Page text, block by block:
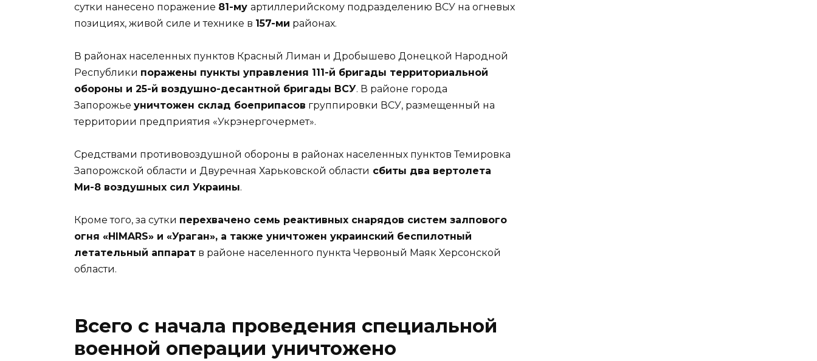
сутки нанесено поражение 81-му артиллерийскому подразделению ВСУ на огневых
позициях, живой силе и технике в 157-ми районах.
В районах населенных пунктов Красный Лиман и Дробышево Донецкой Народной
Республики поражены пункты управления 111-й бригады территориальной
обороны и 25-й воздушно-десантной бригады ВСУ. В районе города
Запорожье уничтожен склад боеприпасов группировки ВСУ, размещенный на
территории предприятия «Укрэнергочермет».
Средствами противовоздушной обороны в районах населенных пунктов Темировка
Запорожской области и Двуречная Харьковской области сбиты два вертолета
Ми-8 воздушных сил Украины.
Кроме того, за сутки перехвачено семь реактивных снарядов систем залпового
огня «HIMARS» и «Ураган», а также уничтожен украинский беспилотный
летательный аппарат в районе населенного пункта Червоный Маяк Херсонской
области.
Всего с начала проведения специальной
военной операции уничтожено